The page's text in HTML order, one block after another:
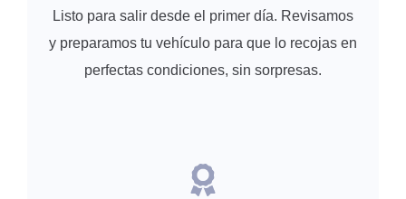
Listo para salir desde el primer día. Revisamos
y preparamos tu vehículo para que lo recojas en
perfectas condiciones, sin sorpresas.